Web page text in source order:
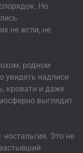
Но
не жгли, не
родном
увидеть надписи
кровати и даже
выглядит
Это не